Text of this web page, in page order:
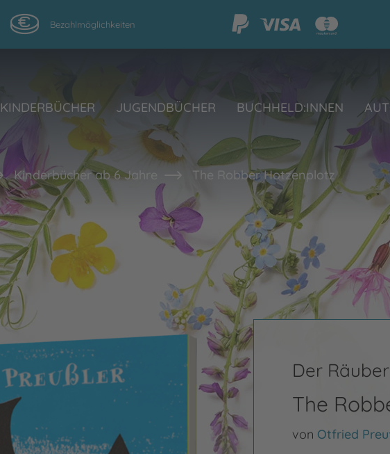
Bezahlmöglichkeiten
KINDERBÜCHER JUGENDBÜCHER BUCHHELD:INNEN
Kinderbücher ab 6 Jahre The Robber Hotzenplotz
Der
The
von Otfried